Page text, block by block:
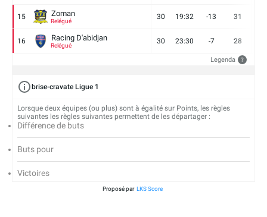
15 Zoman
Relégué
30 19:32 -13 31
16 Racing D'abidjan
Relégué
30 23:30 -7 28
Legenda ?
brise-cravate Ligue 1
Lorsque deux équipes (ou plus) sont à égalité sur Points, les règles
suivantes les règles suivantes permettent de les départager :
Différence de buts
Buts pour
Victoires
Proposé par LKS Score